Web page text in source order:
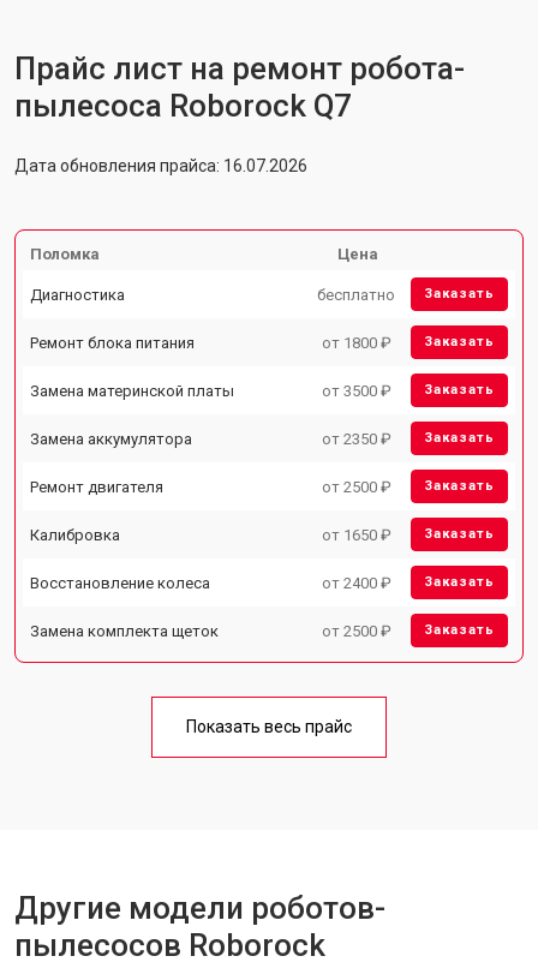
Прайс лист на ремонт робота-
пылесоса Roborock Q7
Дата обновления прайса: 16.07.2026
Поломка Цена
Диагностика бесплатно Заказать
Ремонт блока питания от 1800 ₽ Заказать
Замена материнской платы от 3500 ₽ Заказать
Замена аккумулятора от 2350 ₽ Заказать
Ремонт двигателя от 2500 ₽ Заказать
Калибровка от 1650 ₽ Заказать
Восстановление колеса от 2400 ₽ Заказать
Замена комплекта щеток от 2500 ₽ Заказать
Показать весь прайс
Другие модели роботов-
пылесосов Roborock